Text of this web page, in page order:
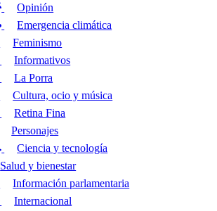
Opinión
Emergencia climática
Feminismo
Informativos
La Porra
Cultura, ocio y música
Retina Fina
Personajes
Ciencia y tecnología
Salud y bienestar
Información parlamentaria
Internacional